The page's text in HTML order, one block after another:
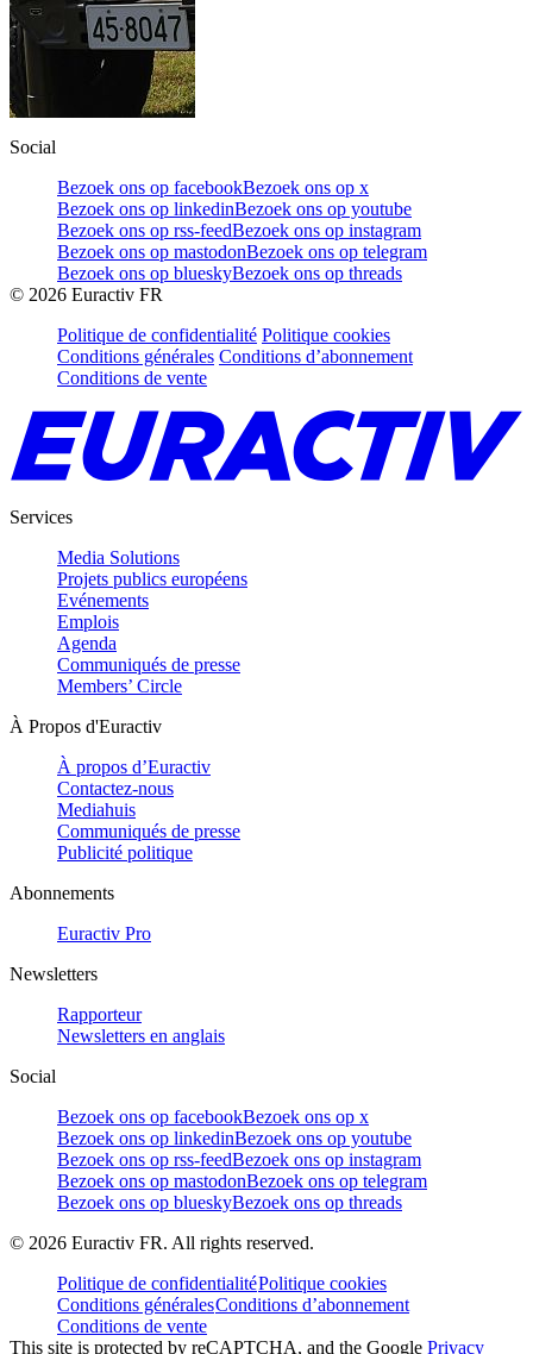
Social
Bezoek ons op facebookBezoek ons op x
Bezoek ons op linkedinBezoek ons op youtube
Bezoek ons op rss-feedBezoek ons op instagram
Bezoek ons op mastodonBezoek ons op telegram
Bezoek ons op blueskyBezoek ons op threads
© 2026 Euractiv FR
Politique de confidentialité Politique cookies
Conditions générales Conditions d’abonnement
Conditions de vente
Services
Media Solutions
Projets publics européens
Evénements
Emplois
Agenda
Communiqués de presse
Members’ Circle
À Propos d'Euractiv
À propos d’Euractiv
Contactez-nous
Mediahuis
Communiqués de presse
Publicité politique
Abonnements
Euractiv Pro
Newsletters
Rapporteur
Newsletters en anglais
Social
Bezoek ons op facebookBezoek ons op x
Bezoek ons op linkedinBezoek ons op youtube
Bezoek ons op rss-feedBezoek ons op instagram
Bezoek ons op mastodonBezoek ons op telegram
Bezoek ons op blueskyBezoek ons op threads
© 2026 Euractiv FR. All rights reserved.
Politique de confidentialitéPolitique cookies
Conditions généralesConditions d’abonnement
Conditions de vente
This site is protected by reCAPTCHA, and the Google Privacy